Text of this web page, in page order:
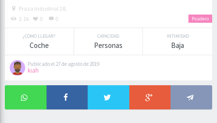
Picadero
Praza Industrial 28,
2.1k
0 0
¿COMO LLEGAR?
Coche
CAPACIDAD
Personas
INTIMIDAD
Baja
Publicado el 27 de agosto de 2019
kiah